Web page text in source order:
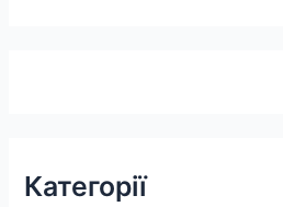
Категорії